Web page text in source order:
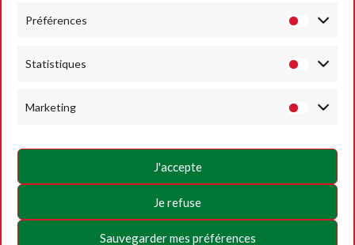
Préférences
Statistiques
Marketing
J'accepte
Je refuse
Sauvegarder mes préférences
B-5640 Mettet
Email :info@mettet-xp.be
TVA : BE0409 501 435
Conditions générales d’utilisation
SUIVEZ-NOUS